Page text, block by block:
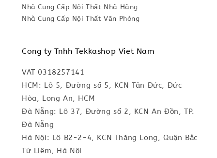
Nhà Cung Cấp Nội Thất Nhà Hàng
Nhà Cung Cấp Nội Thất Văn Phòng
Cong ty Tnhh Tekkashop Viet Nam
VAT 0318257141
HCM: Lô 5, Đường số 5, KCN Tân Đức, Đức
Hòa, Long An, HCM
Đà Nẵng: Lô 37, Đường số 2, KCN An Đồn, TP.
Đà Nẵng
Hà Nội: Lô B2-2-4, KCN Thăng Long, Quận Bắc
Từ Liêm, Hà Nội